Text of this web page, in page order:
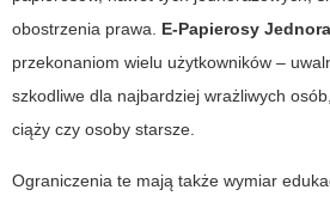
obostrzenia prawa. E-Papierosy
przekonaniom wielu użytkowników –
szkodliwe dla najbardziej wrażliwych
ciąży czy osoby starsze.
Ograniczenia te mają także wymiar